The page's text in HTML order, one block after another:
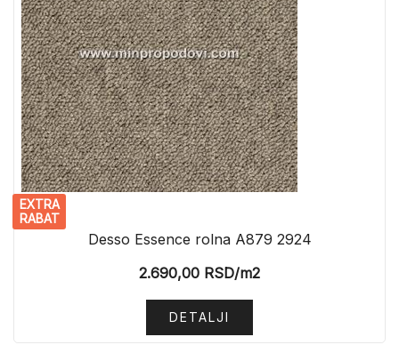
EXTRA
RABAT
Desso Essence rolna A879 2924
2.690,00 RSD/m2
DETALJI